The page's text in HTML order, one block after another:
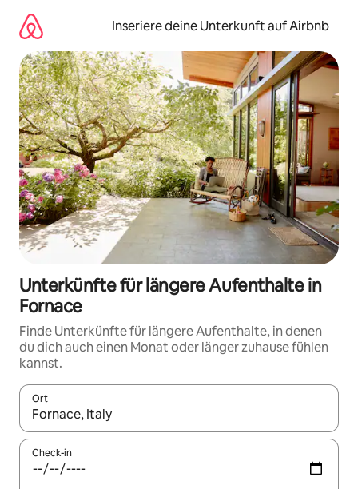
Inhalten
springen
Inseriere deine Unterkunft auf Airbnb
Unterkünfte für längere Aufenthalte in
Fornace
Finde Unterkünfte für längere Aufenthalte, in denen
du dich auch einen Monat oder länger zuhause fühlen
kannst.
Ort
Wenn Ergebnisse verfügbar sind, navigiere mit den
Check-in